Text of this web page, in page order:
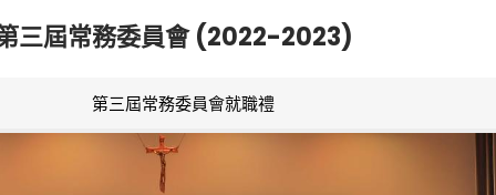
三屆常務委員會 (2022-2023)
第三屆常務委員會就職禮